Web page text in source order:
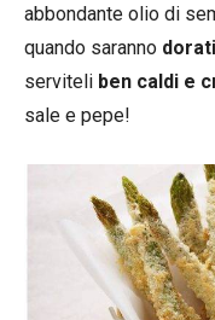
abbondante olio di
quando saranno dorati
serviteli ben caldi e
sale e pepe!